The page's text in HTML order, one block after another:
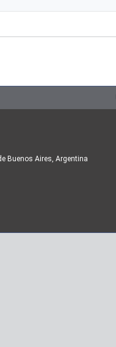
Buenos Aires, Argentina